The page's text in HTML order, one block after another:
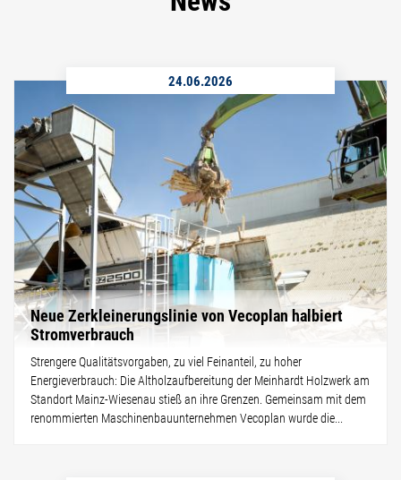
24.06.2026
Neue Zerkleinerungslinie von Vecoplan halbiert
Stromverbrauch
Strengere Qualitätsvorgaben, zu viel Feinanteil, zu hoher
Energieverbrauch: Die Altholzaufbereitung der Meinhardt Holzwerk am
Standort Mainz-Wiesenau stieß an ihre Grenzen. Gemeinsam mit dem
renommierten Maschinenbauunternehmen Vecoplan wurde die...